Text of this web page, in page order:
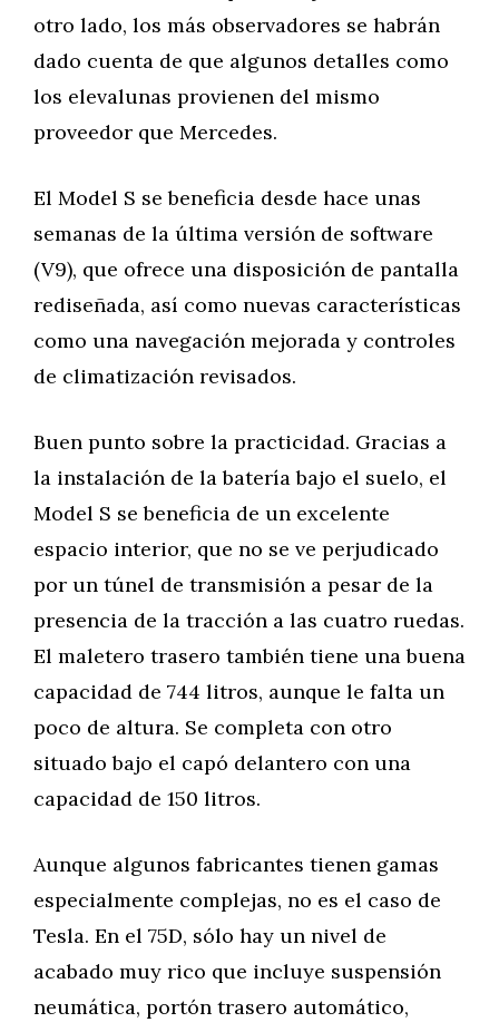
otro lado, los más observadores se habrán
dado cuenta de que algunos detalles como
los elevalunas provienen del mismo
proveedor que Mercedes.
El Model S se beneficia desde hace unas
semanas de la última versión de software
(V9), que ofrece una disposición de pantalla
rediseñada, así como nuevas características
como una navegación mejorada y controles
de climatización revisados.
Buen punto sobre la practicidad. Gracias a
la instalación de la batería bajo el suelo, el
Model S se beneficia de un excelente
espacio interior, que no se ve perjudicado
por un túnel de transmisión a pesar de la
presencia de la tracción a las cuatro ruedas.
El maletero trasero también tiene una buena
capacidad de 744 litros, aunque le falta un
poco de altura. Se completa con otro
situado bajo el capó delantero con una
capacidad de 150 litros.
Aunque algunos fabricantes tienen gamas
especialmente complejas, no es el caso de
Tesla. En el 75D, sólo hay un nivel de
acabado muy rico que incluye suspensión
neumática, portón trasero automático,